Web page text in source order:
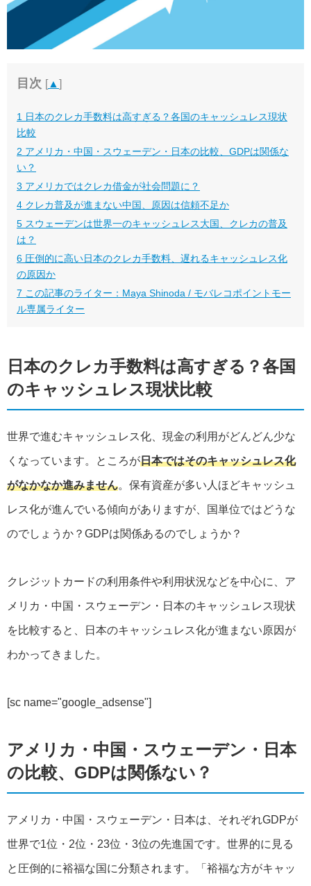
目次 [▲ ]
1 日本のクレカ手数料は高すぎる？各国のキャッシュレス現状
比較
2 アメリカ・中国・スウェーデン・日本の比較、GDPは関係な
い？
3 アメリカではクレカ借金が社会問題に？
4 クレカ普及が進まない中国、原因は信頼不足か
5 スウェーデンは世界一のキャッシュレス大国、クレカの普及
は？
6 圧倒的に高い日本のクレカ手数料、遅れるキャッシュレス化
の原因か
7 この記事のライター：Maya Shinoda / モバレコポイントモー
ル専属ライター
日本のクレカ手数料は高すぎる？各国
のキャッシュレス現状比較
世界で進むキャッシュレス化、現金の利用がどんどん少な
くなっています。ところが日本ではそのキャッシュレス化
がなかなか進みません。保有資産が多い人ほどキャッシュ
レス化が進んでいる傾向がありますが、国単位ではどうな
のでしょうか？GDPは関係あるのでしょうか？
クレジットカードの利用条件や利用状況などを中心に、ア
メリカ・中国・スウェーデン・日本のキャッシュレス現状
を比較すると、日本のキャッシュレス化が進まない原因が
わかってきました。
[sc name="google_adsense"]
アメリカ・中国・スウェーデン・日本
の比較、GDPは関係ない？
アメリカ・中国・スウェーデン・日本は、それぞれGDPが
世界で1位・2位・23位・3位の先進国です。世界的に見る
と圧倒的に裕福な国に分類されます。「裕福な方がキャッ